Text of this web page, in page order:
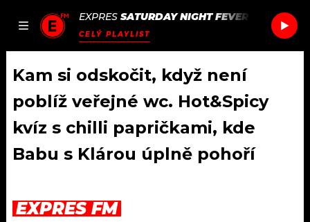
JAK
SEZNAM.CZ
EXPRES SATURDAY NIGHT FEVER
CELÝ PLAYLIST
DOMŮ
ČLÁNKY
HUDBA
Kam si odskočit, když není
poblíž veřejné wc. Hot&Spicy
kvíz s chilli papričkami, kde
Babu s Klárou úplně pohoří
EXPRES FM